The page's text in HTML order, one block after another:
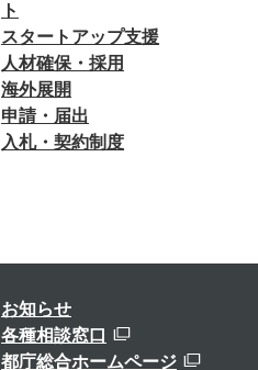
ト
スタートアップ支援
人材確保・採用
海外展開
申請・届出
入札・契約制度
お知らせ
各種相談窓口
都庁総合ホームページ